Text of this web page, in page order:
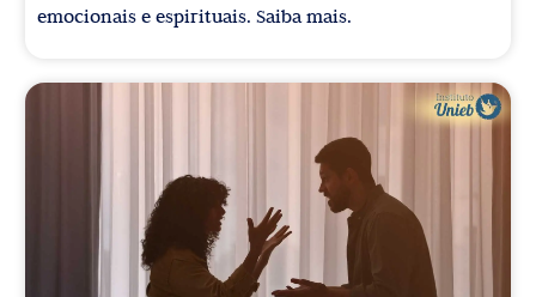
emocionais e espirituais. Saiba mais.